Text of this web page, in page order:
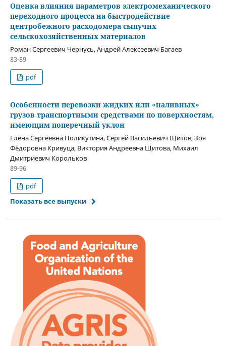
Оценка влияния параметров электромеханического
переходного процесса на быстродействие
центробежного расходомера сыпучих
сельскохозяйственных материалов
Роман Сергеевич Чернусь, Андрей Алексеевич Багаев
83-89
pdf
Особенности перевозки жидких или «наливных»
грузов транспортными средствами по поверхностям,
имеющим поперечный уклон
Елена Сергеевна Поликутина, Сергей Васильевич Щитов, Зоя
Фёдоровна Кривуца, Виктория Андреевна Щитова, Михаил
Дмитриевич Корольков
89-96
pdf
Показать все выпуски